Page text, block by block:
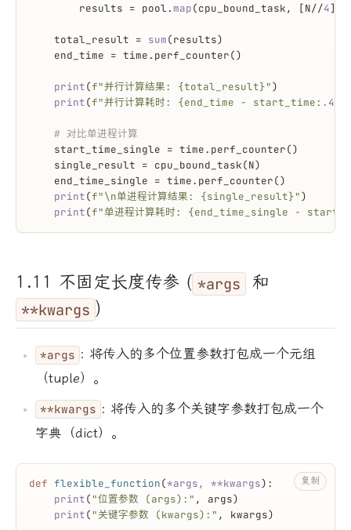
        results = pool.
map(cpu_bound_task, [N//4]
    total_result =
sum(results)
    end_time = time.perf_counter()
print(f"并行计算结果: {total_result}")
print(f"并行计算耗时: {end_time - start_time: .4
# 对比单进程计算
    start_time_single = time.perf_counter()
    single_result = cpu_bound_task(N)
    end_time_single = time.perf_counter()
print(f"\n单进程计算结果: {single_result}")
print(f"单进程计算耗时: {end_time_single -
1.11 不固定长度传参 ( *args 和
**kwargs )
*args : 将传入的多个位置参数打包成一个元组
（tuple）。
**kwargs : 将传入的多个关键字参数打包成一个
字典（dict）。
def flexible_function(*args, **kwargs):
print("位置参数 (args):" , args)
print("关键字参数 (kwargs):" , kwargs)
复制